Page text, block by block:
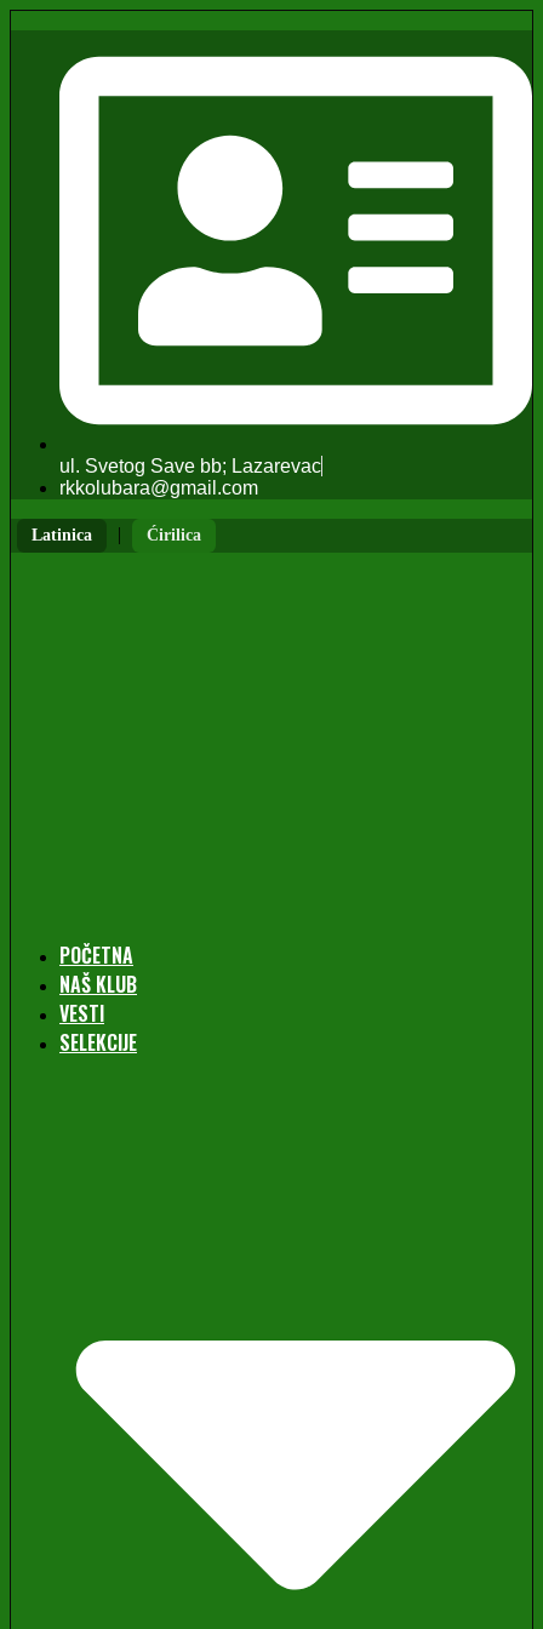
ul. Svetog Save bb; Lazarevac
rkkolubara@gmail.com
Latinica | Ćirilica
POČETNA
NAŠ KLUB
VESTI
SELEKCIJE